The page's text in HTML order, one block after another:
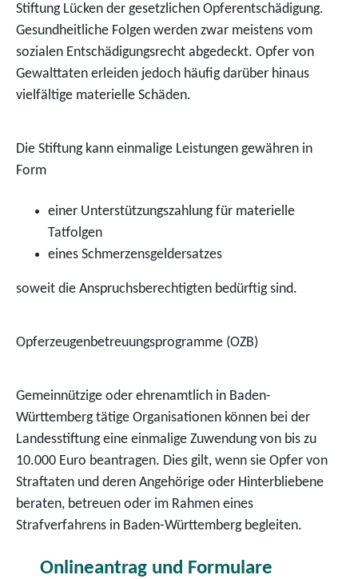
Stiftung Lücken der gesetzlichen Opferentschädigung.
Gesundheitliche Folgen werden zwar meistens vom
sozialen Entschädigungsrecht abgedeckt. Opfer von
Gewalttaten erleiden jedoch häufig darüber hinaus
vielfältige materielle Schäden.
Die Stiftung kann einmalige Leistungen gewähren in
Form
einer Unterstützungszahlung für materielle
Tatfolgen
eines Schmerzensgeldersatzes
soweit die Anspruchsberechtigten bedürftig sind.
Opferzeugenbetreuungsprogramme (OZB)
Gemeinnützige oder ehrenamtlich in Baden-
Württemberg tätige Organisationen können bei der
Landesstiftung eine einmalige Zuwendung von bis zu
10.000 Euro beantragen. Dies gilt, wenn sie Opfer von
Straftaten und deren Angehörige oder Hinterbliebene
beraten, betreuen oder im Rahmen eines
Strafverfahrens in Baden-Württemberg begleiten.
Onlineantrag und Formulare